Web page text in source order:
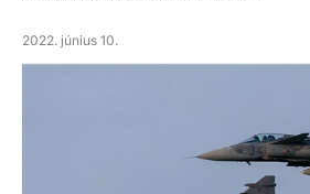
2022. június 10.